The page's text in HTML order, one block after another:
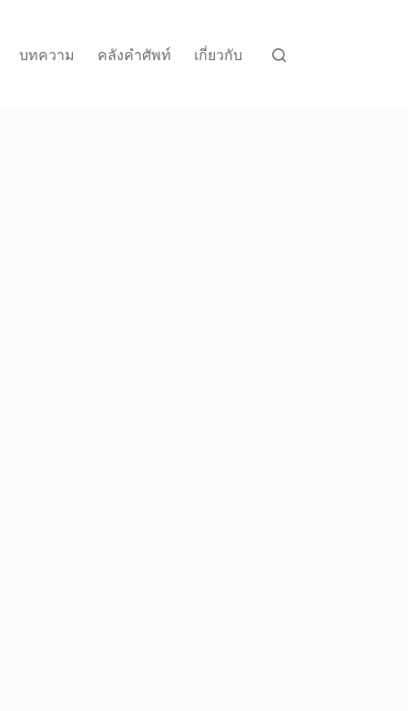
บทความ คลังคำศัพท์ เกี่ยวกับ